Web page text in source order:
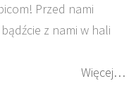
Przed nami
z nami w hali
Więcej…